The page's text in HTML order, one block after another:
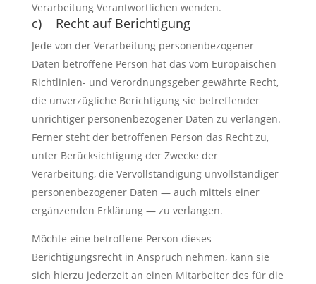
Verarbeitung Verantwortlichen wenden.
c) Recht auf Berichtigung
Jede von der Verarbeitung personenbezogener
Daten betroffene Person hat das vom Europäischen
Richtlinien- und Verordnungsgeber gewährte Recht,
die unverzügliche Berichtigung sie betreffender
unrichtiger personenbezogener Daten zu verlangen.
Ferner steht der betroffenen Person das Recht zu,
unter Berücksichtigung der Zwecke der
Verarbeitung, die Vervollständigung unvollständiger
personenbezogener Daten — auch mittels einer
ergänzenden Erklärung — zu verlangen.
Möchte eine betroffene Person dieses
Berichtigungsrecht in Anspruch nehmen, kann sie
sich hierzu jederzeit an einen Mitarbeiter des für die